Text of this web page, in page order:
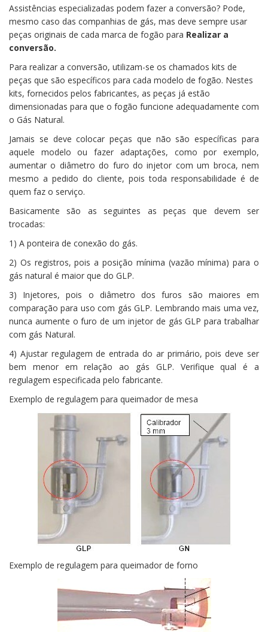
Assistências especializadas podem fazer a conversão? Pode,
mesmo caso das companhias de gás, mas deve sempre usar
peças originais de cada marca de fogão para Realizar a
conversão.
Para realizar a conversão, utilizam-se os chamados kits de
peças que são específicos para cada modelo de fogão. Nestes
kits, fornecidos pelos fabricantes, as peças já estão
dimensionadas para que o fogão funcione adequadamente com
o Gás Natural.
Jamais se deve colocar peças que não são específicas para
aquele modelo ou fazer adaptações, como por exemplo,
aumentar o diâmetro do furo do injetor com um broca, nem
mesmo a pedido do cliente, pois toda responsabilidade é de
quem faz o serviço.
Basicamente são as seguintes as peças que devem ser
trocadas:
1) A ponteira de conexão do gás.
2) Os registros, pois a posição mínima (vazão mínima) para o
gás natural é maior que do GLP.
3) Injetores, pois o diâmetro dos furos são maiores em
comparação para uso com gás GLP. Lembrando mais uma vez,
nunca aumente o furo de um injetor de gás GLP para trabalhar
com gás Natural.
4) Ajustar regulagem de entrada do ar primário, pois deve ser
bem menor em relação ao gás GLP. Verifique qual é a
regulagem especificada pelo fabricante.
Exemplo de regulagem para queimador de mesa
Exemplo de regulagem para queimador de forno